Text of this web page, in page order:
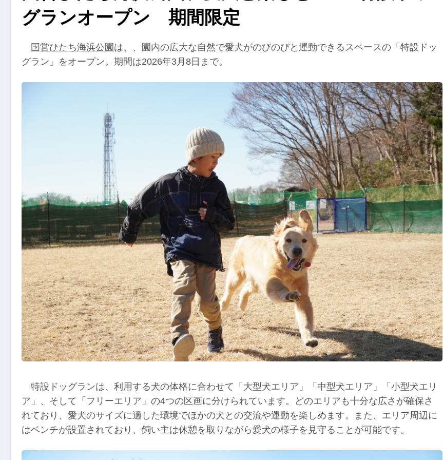
グランオープン 期間限定
国営ひたち海浜公園は、、園内の広大な自然で愛犬がのびのびと運動できるスペースの「特設ドッ
グラン」をオープン。期間は2026年3月8日まで。
特設ドッグランは、利用する犬の体格に合わせて「大型犬エリア」「中型犬エリア」「小型犬エリ
ア」、そして「フリーエリア」の4つの区画に分けられています。どのエリアも十分な広さが確保さ
れており、愛犬のサイズに適した環境でほかの犬との交流や運動を楽しめます。また、エリア周辺に
はベンチが設置されており、飼い主は休憩を取りながら愛犬の様子を見守ることが可能です。